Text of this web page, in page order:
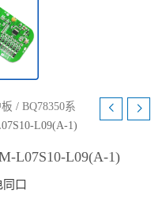
/ BQ78350系
L09(A-1)
L07S10-L09(A-1)
口